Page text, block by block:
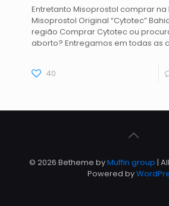
Entretanto Misoprostol comprar
Misoprostol Original “Cytotec”
região Comprar Cytotec ou
aborto? Entregamos em todas as
40
© 2026 Betheme byMuffin group |
Powered by